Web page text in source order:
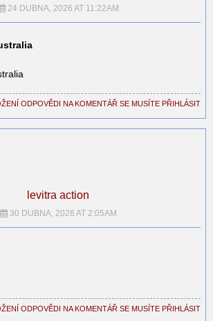
24 DUBNA, 2026 AT 11:22AM
ODPOVĚDI NA KOMENTÁŘ SE MUSÍTE PŘIHLÁSIT
levitra action
30 DUBNA, 2026 AT 2:05AM
ODPOVĚDI NA KOMENTÁŘ SE MUSÍTE PŘIHLÁSIT